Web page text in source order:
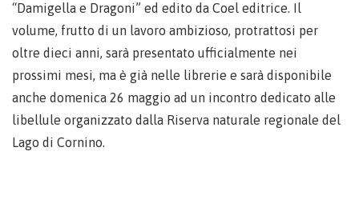
“Damigella e Dragoni” ed edito da Coel editrice. Il
volume, frutto di un lavoro ambizioso, protrattosi per
oltre dieci anni, sarà presentato ufficialmente nei
prossimi mesi, ma è già nelle librerie e sarà disponibile
anche domenica 26 maggio ad un incontro dedicato alle
libellule organizzato dalla Riserva naturale regionale del
Lago di Cornino.